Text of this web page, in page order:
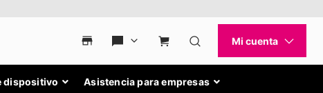
dispositivo Asistencia para empresas